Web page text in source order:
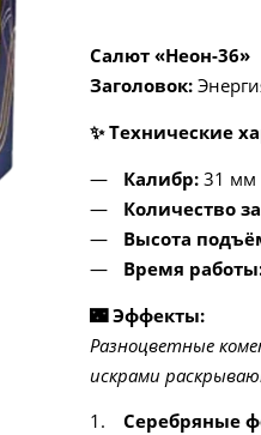
Салют «Неон-36»
Заголовок:
✨ Технические
Калибр:31 мм
Количество
Высота
Время
🌃 Эффекты:
Разноцветные
искрами
Серебряные